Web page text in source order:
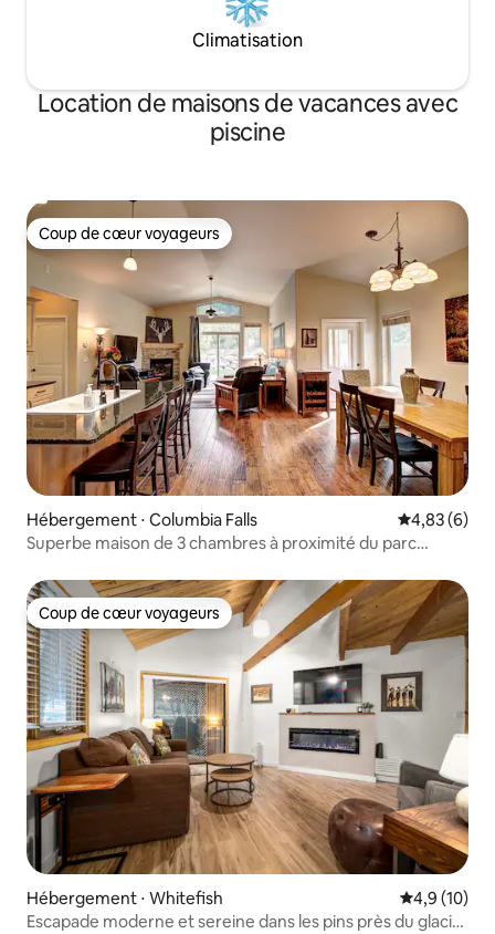
Climatisation
Location de maisons de vacances avec
piscine
Coup de cœur voyageurs
Coup de cœur voyageurs
Hébergement ⋅ Columbia Falls Évaluation
4,83 (6)
Superbe maison de 3 chambres à proximité du parc
Coup de cœur voyageurs
Coup de cœur voyageurs
Hébergement ⋅ Whitefish Évaluation
4,9 (10)
Escapade moderne et sereine dans les pins près du glacier